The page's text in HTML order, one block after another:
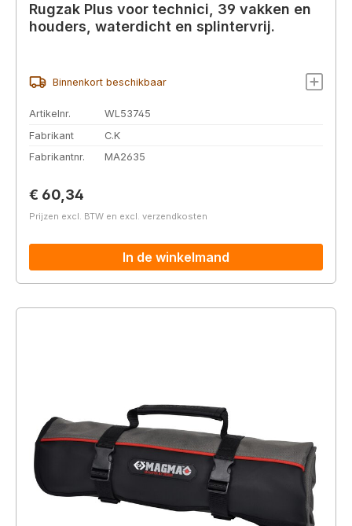
Rugzak Plus voor technici, 39 vakken en
houders, waterdicht en splintervrij.
Binnenkort beschikbaar
Artikelnr.
WL53745
Fabrikant
C.K
Fabrikantnr.
MA2635
Normale prijs:
€ 60,34
Prijzen excl. BTW en excl. verzendkosten
In de winkelmand